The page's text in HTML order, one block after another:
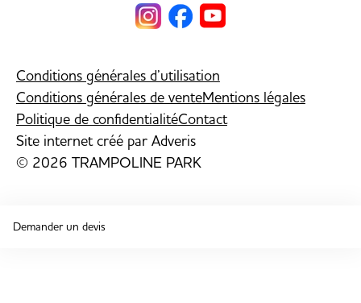
Conditions générales d’utilisation
Conditions générales de venteMentions légales
Politique de confidentialitéContact
Site internet créé par Adveris
© 2026 TRAMPOLINE PARK
Demander un devis